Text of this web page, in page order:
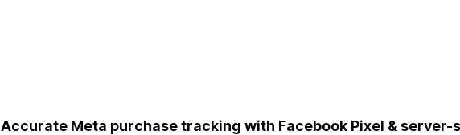
Accurate Meta purchase tracking with Facebook Pixel & server-